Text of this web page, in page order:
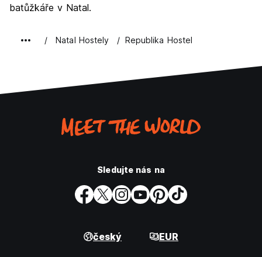
batůžkáře v Natal.
Natal Hostely Republika Hostel
Sledujte nás na
český EUR